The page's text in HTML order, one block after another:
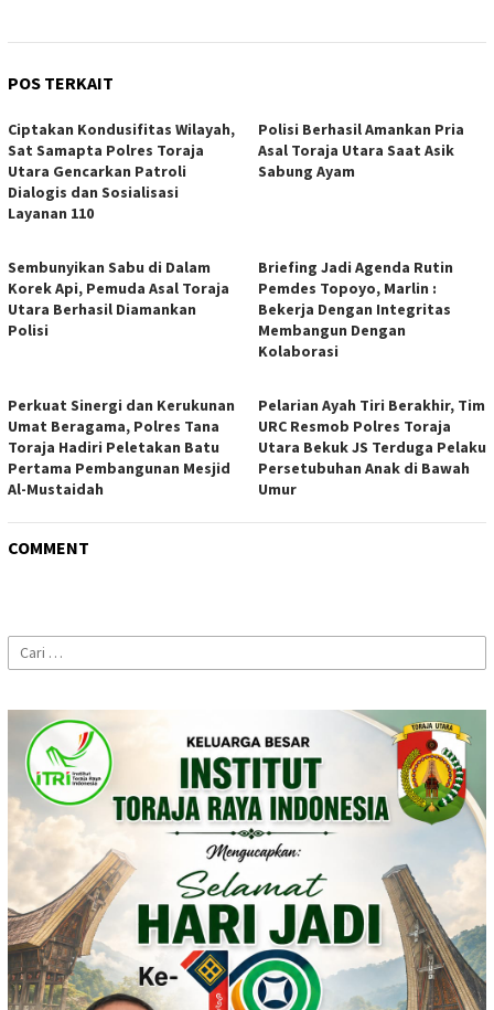
POS TERKAIT
Ciptakan Kondusifitas Wilayah,
Sat Samapta Polres Toraja
Utara Gencarkan Patroli
Dialogis dan Sosialisasi
Layanan 110
Polisi Berhasil Amankan Pria
Asal Toraja Utara Saat Asik
Sabung Ayam
Sembunyikan Sabu di Dalam
Korek Api, Pemuda Asal Toraja
Utara Berhasil Diamankan
Polisi
Briefing Jadi Agenda Rutin
Pemdes Topoyo, Marlin :
Bekerja Dengan Integritas
Membangun Dengan
Kolaborasi
Perkuat Sinergi dan Kerukunan
Umat Beragama, Polres Tana
Toraja Hadiri Peletakan Batu
Pertama Pembangunan Mesjid
Al-Mustaidah
Pelarian Ayah Tiri Berakhir, Tim
URC Resmob Polres Toraja
Utara Bekuk JS Terduga Pelaku
Persetubuhan Anak di Bawah
Umur
COMMENT
Cari
untuk: